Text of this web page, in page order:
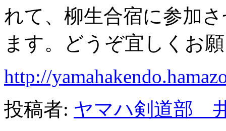
れて、柳生合宿に参加
ます。どうぞ宜しくお
http://
投稿者: ヤマハ剣道部